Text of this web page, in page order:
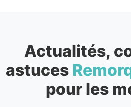
Actualités,
astuces
pour les